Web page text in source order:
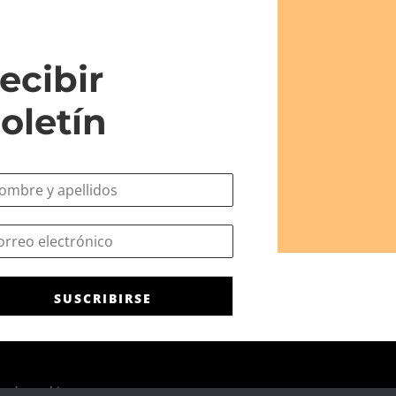
SUSCRIBIRSE
de cookies